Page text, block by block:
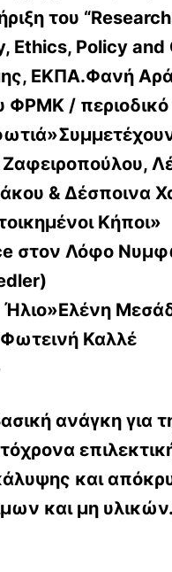
του
Ethics, Policy
ΕΚΠΑ.Φανή
ΦΡΜΚ /
Ζαφειροπούλου,
& Δέσποινα
Κήποι»
στον Λόφο
Ήλιο»Ελένη
Καλλέ
ανάγκη για
και
και μη υλικών.